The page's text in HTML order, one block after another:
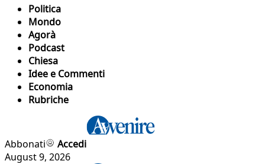
Politica
Mondo
Agorà
Podcast
Chiesa
Idee e Commenti
Economia
Rubriche
Abbonati
Accedi
August 9, 2026